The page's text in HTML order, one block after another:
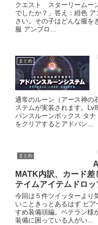
クエスト スターリームー
でしたか？」答え：紺色
さい。その子はどんな服を
服 アンブロ...
まとめ
通常のルーン（アース神の
ステムが実装されます。
バンスルーンボックス タ
をクリアするとアドバン...
まとめ
MATK内訳、カード
テイムアイテムドロッ
今回は５件ツイッターより
いこときっとあるはず ピ
すめ装備頭編。ベテラン様
装備に困っている人がい...